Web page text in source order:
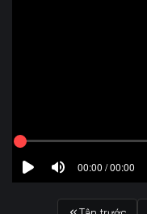
00:00 / 00:00